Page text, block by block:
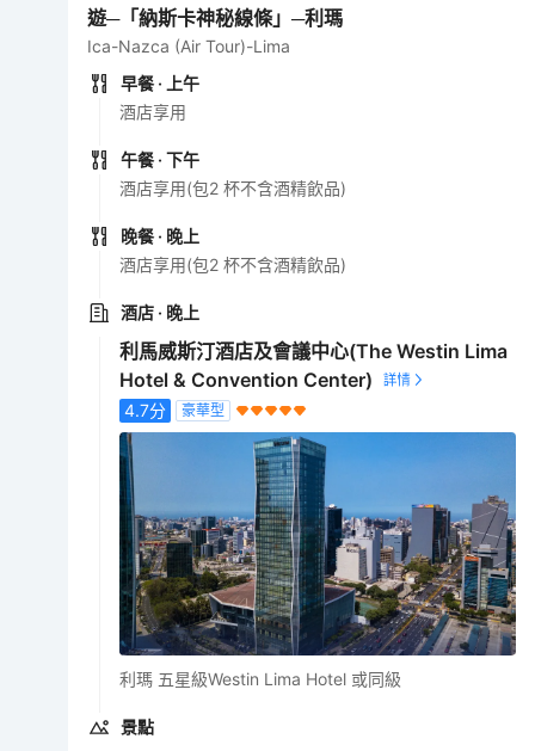
遊─「納斯卡神秘線條」─利瑪
Ica-Nazca (Air Tour)-Lima
早餐 · 上午
酒店享用
午餐 · 下午
酒店享用(包2 杯不含酒精飲品)
晚餐 · 晚上
酒店享用(包2 杯不含酒精飲品)
酒店 · 晚上
利馬威斯汀酒店及會議中心(The Westin Lima
Hotel & Convention Center)
4.7分 豪華型
利瑪 五星級Westin Lima Hotel 或同級
景點